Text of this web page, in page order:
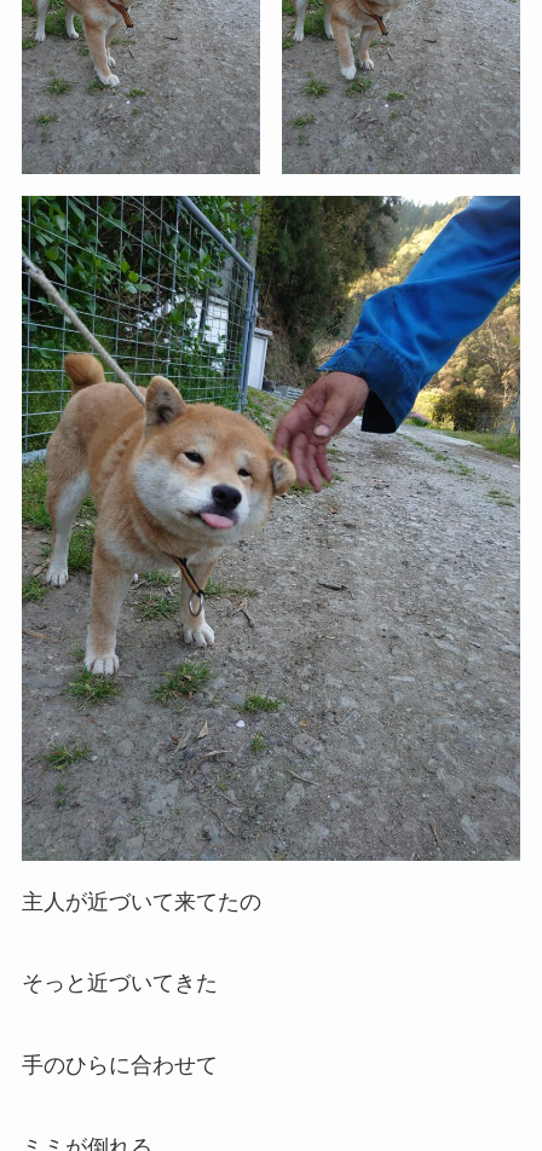
主人が近づいて来てたの
そっと近づいてきた
手のひらに合わせて